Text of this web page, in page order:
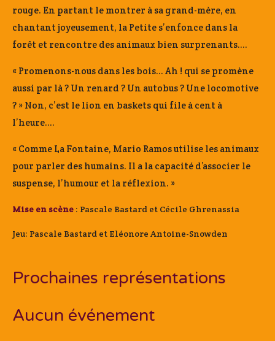
rouge. En partant le montrer à sa grand-mère, en
chantant joyeusement, la Petite s’enfonce dans la
forêt et rencontre des animaux bien surprenants….
« Promenons-nous dans les bois… Ah ! qui se promène
aussi par là ? Un renard ? Un autobus ? Une locomotive
? » Non, c’est le lion en baskets qui file à cent à
l’heure….
« Comme La Fontaine, Mario Ramos utilise les animaux
pour parler des humains. Il a la capacité d’associer le
suspense, l’humour et la réflexion. »
Mise en scène : Pascale Bastard et Cécile Ghrenassia
Jeu: Pascale Bastard et Eléonore Antoine-Snowden
Prochaines représentations
Aucun événement